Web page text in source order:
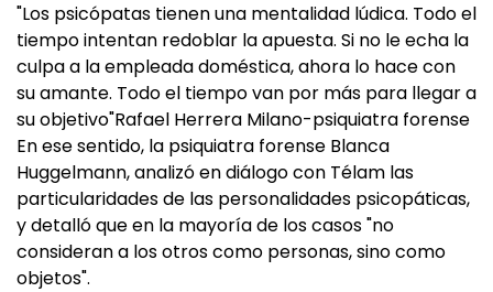
"Los psicópatas tienen una mentalidad lúdica. Todo el
tiempo intentan redoblar la apuesta. Si no le echa la
culpa a la empleada doméstica, ahora lo hace con
su amante. Todo el tiempo van por más para llegar a
su objetivo"Rafael Herrera Milano-psiquiatra forense
En ese sentido, la psiquiatra forense Blanca
Huggelmann, analizó en diálogo con Télam las
particularidades de las personalidades psicopáticas,
y detalló que en la mayoría de los casos "no
consideran a los otros como personas, sino como
objetos".